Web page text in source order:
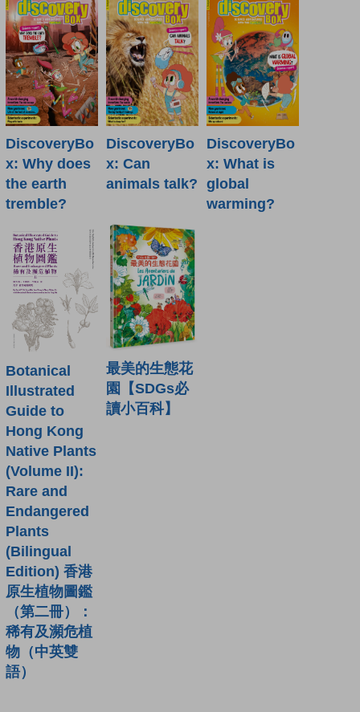
DiscoveryBo
x: Why does
the earth
tremble?
DiscoveryBo
x: Can
animals talk?
DiscoveryBo
x: What is
global
warming?
Botanical
Illustrated
Guide to
Hong Kong
Native Plants
(Volume II):
Rare and
Endangered
Plants
(Bilingual
Edition) 香港
原生植物圖鑑
（第二冊）：
稀有及瀕危植
物（中英雙
語）
最美的生態花
園【SDGs必
讀小百科】